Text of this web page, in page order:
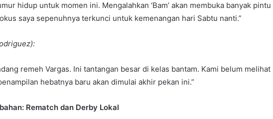
hidup untuk momen ini. Mengalahkan ‘Bam’ akan membuka banyak pintu
saya sepenuhnya terkunci untuk kemenangan hari Sabtu nanti.”
remeh Vargas. Ini tantangan besar di kelas bantam. Kami belum melihat
hebatnya baru akan dimulai akhir pekan ini.”
Rematch dan Derby Lokal